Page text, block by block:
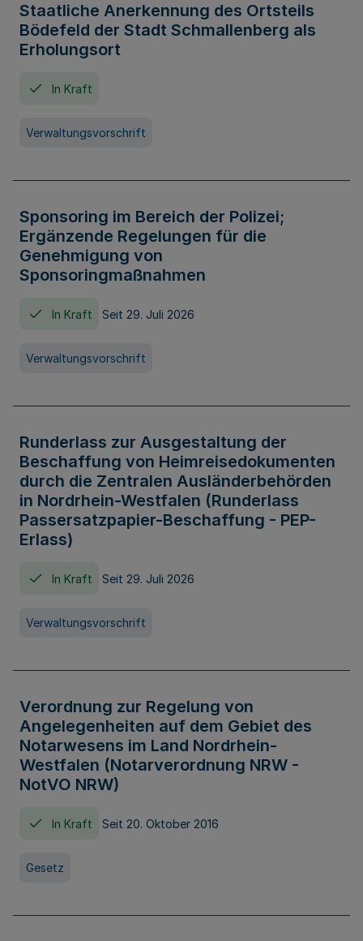
Staatliche Anerkennung des Ortsteils
Bödefeld der Stadt Schmallenberg als
Erholungsort
In Kraft
Verwaltungsvorschrift
Sponsoring im Bereich der Polizei;
Ergänzende Regelungen für die
Genehmigung von
Sponsoringmaßnahmen
In Kraft Seit 29. Juli 2026
Verwaltungsvorschrift
Runderlass zur Ausgestaltung der
Beschaffung von Heimreisedokumenten
durch die Zentralen Ausländerbehörden
in Nordrhein-Westfalen (Runderlass
Passersatzpapier-Beschaffung - PEP-
Erlass)
In Kraft Seit 29. Juli 2026
Verwaltungsvorschrift
Verordnung zur Regelung von
Angelegenheiten auf dem Gebiet des
Notarwesens im Land Nordrhein-
Westfalen (Notarverordnung NRW -
NotVO NRW)
In Kraft Seit 20. Oktober 2016
Gesetz